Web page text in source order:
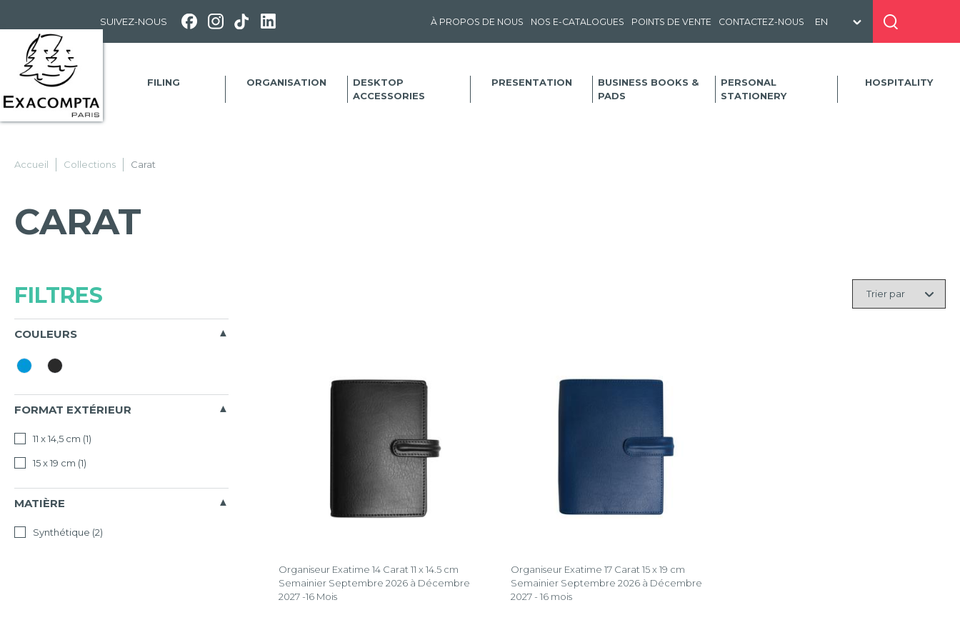
SUIVEZ-NOUS À PROPOS DE NOUS NOS E-CATALOGUES POINTS DE VENTE CONTACTEZ-NOUS
FILING ORGANISATION
DESKTOP
ACCESSORIES
PRESENTATION
BUSINESS BOOKS &
PADS
PERSONAL
STATIONERY
HOSPITALITY
Accueil Collections Carat
CARAT
FILTRES
COULEURS
FORMAT EXTÉRIEUR
11 x 14,5 cm (1)
15 x 19 cm (1)
MATIÈRE
Synthétique (2)
Organiseur Exatime 14 Carat 11 x 14.5 cm
Semainier Septembre 2026 à Décembre
2027 -16 Mois
Organiseur Exatime 17 Carat 15 x 19 cm
Semainier Septembre 2026 à Décembre
2027 - 16 mois